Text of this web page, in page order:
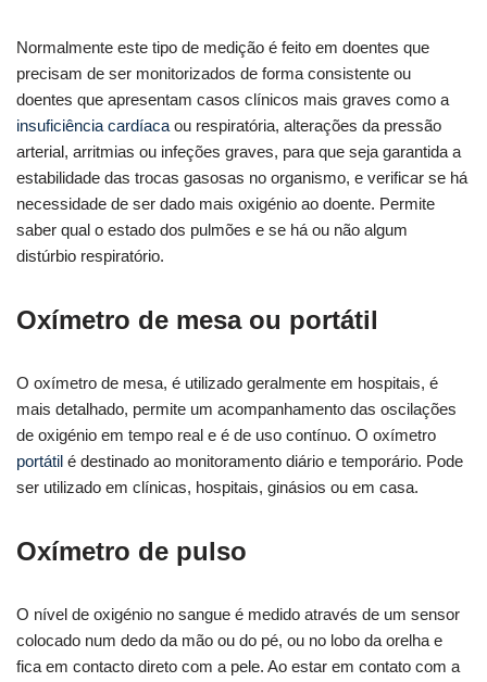
Normalmente este tipo de medição é feito em doentes que
precisam de ser monitorizados de forma consistente ou
doentes que apresentam casos clínicos mais graves como a
insuficiência cardíaca ou respiratória, alterações da pressão
arterial, arritmias ou infeções graves, para que seja garantida a
estabilidade das trocas gasosas no organismo, e verificar se há
necessidade de ser dado mais oxigénio ao doente. Permite
saber qual o estado dos pulmões e se há ou não algum
distúrbio respiratório.
Oxímetro de mesa ou portátil
O oxímetro de mesa, é utilizado geralmente em hospitais, é
mais detalhado, permite um acompanhamento das oscilações
de oxigénio em tempo real e é de uso contínuo. O oxímetro
portátil é destinado ao monitoramento diário e temporário. Pode
ser utilizado em clínicas, hospitais, ginásios ou em casa.
Oxímetro de pulso
O nível de oxigénio no sangue é medido através de um sensor
colocado num dedo da mão ou do pé, ou no lobo da orelha e
fica em contacto direto com a pele. Ao estar em contato com a